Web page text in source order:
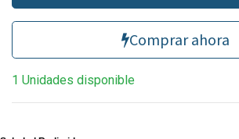
Comprar ahora
1 Unidades disponible